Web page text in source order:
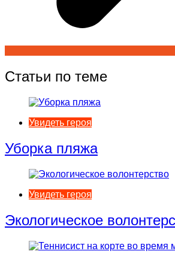
Статьи по теме
Увидеть героя
Уборка пляжа
Увидеть героя
Экологическое